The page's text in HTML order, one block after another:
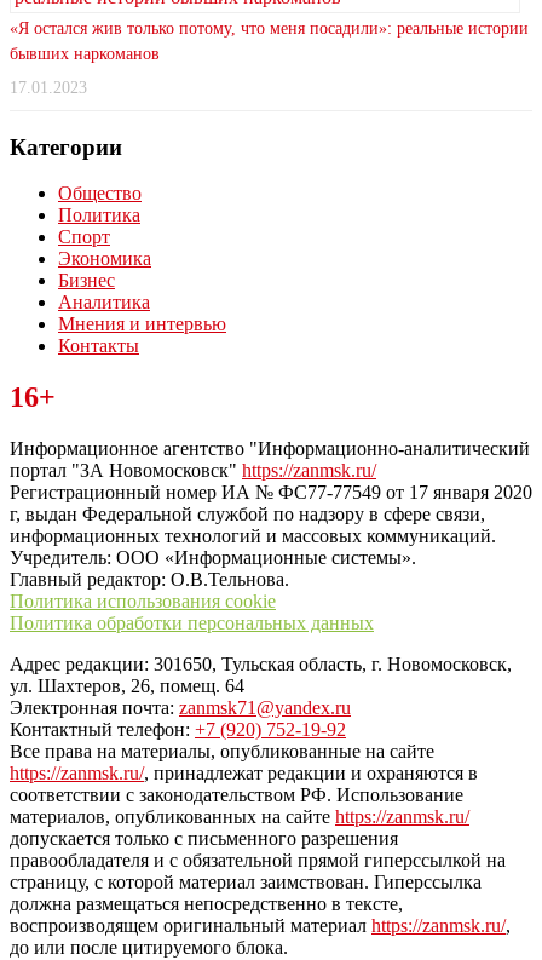
«Я остался жив только потому, что меня посадили»: реальные истории
бывших наркоманов
17.01.2023
Категории
Общество
Политика
Спорт
Экономика
Бизнес
Аналитика
Мнения и интервью
Контакты
Читайте последние новости дня в Тульской области на сайте
“ЗаНовомосковск”
16+
Информационное агентство "Информационно-аналитический
портал "ЗА Новомосковск" https://zanmsk.ru/
Регистрационный номер ИА № ФС77-77549 от 17 января 2020
г, выдан Федеральной службой по надзору в сфере связи,
информационных технологий и массовых коммуникаций.
Учредитель: ООО «Информационные системы».
Главный редактор: О.В.Тельнова.
Политика использования cookie
Политика обработки персональных данных
Адрес редакции: 301650, Тульская область, г. Новомосковск,
ул. Шахтеров, 26, помещ. 64
Электронная почта: zanmsk71@yandex.ru
Контактный телефон: +7 (920) 752-19-92
Все права на материалы, опубликованные на сайте
https://zanmsk.ru/, принадлежат редакции и охраняются в
соответствии с законодательством РФ. Использование
материалов, опубликованных на сайте https://zanmsk.ru/
допускается только с письменного разрешения
правообладателя и с обязательной прямой гиперссылкой на
страницу, с которой материал заимствован. Гиперссылка
должна размещаться непосредственно в тексте,
воспроизводящем оригинальный материал https://zanmsk.ru/,
до или после цитируемого блока.